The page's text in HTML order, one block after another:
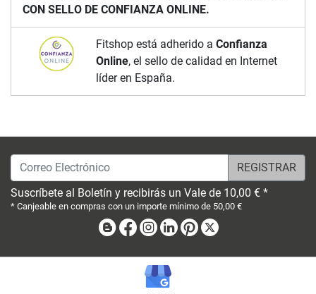
CON SELLO DE CONFIANZA ONLINE.
Fitshop está adherido a Confianza
Online, el sello de calidad en Internet
líder en España.
Correo Electrónico
Suscríbete al Boletín y recibirás un Vale de 10,00 € *
* Canjeable en compras con un importe mínimo de 50,00 €
BlogFacebook
Instagram
LinkedinPinterest